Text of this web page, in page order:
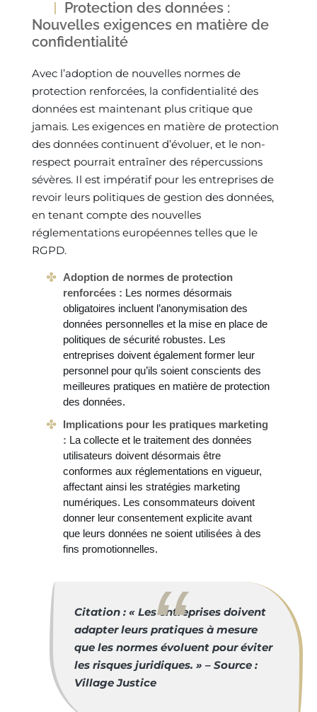
Protection des données :
Nouvelles exigences en matière de
confidentialité
Avec l’adoption de nouvelles normes de
protection renforcées, la confidentialité des
données est maintenant plus critique que
jamais. Les exigences en matière de protection
des données continuent d’évoluer, et le non-
respect pourrait entraîner des répercussions
sévères. Il est impératif pour les entreprises de
revoir leurs politiques de gestion des données,
en tenant compte des nouvelles
réglementations européennes telles que le
RGPD.
Adoption de normes de protection
renforcées : Les normes désormais
obligatoires incluent l’anonymisation des
données personnelles et la mise en place de
politiques de sécurité robustes. Les
entreprises doivent également former leur
personnel pour qu’ils soient conscients des
meilleures pratiques en matière de protection
des données.
Implications pour les pratiques marketing
: La collecte et le traitement des données
utilisateurs doivent désormais être
conformes aux réglementations en vigueur,
affectant ainsi les stratégies marketing
numériques. Les consommateurs doivent
donner leur consentement explicite avant
que leurs données ne soient utilisées à des
fins promotionnelles.
Citation : « Les entreprises doivent
adapter leurs pratiques à mesure
que les normes évoluent pour éviter
les risques juridiques. » – Source :
Village Justice